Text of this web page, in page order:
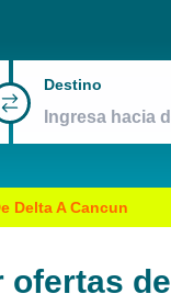
Destino
Delta A Cancun